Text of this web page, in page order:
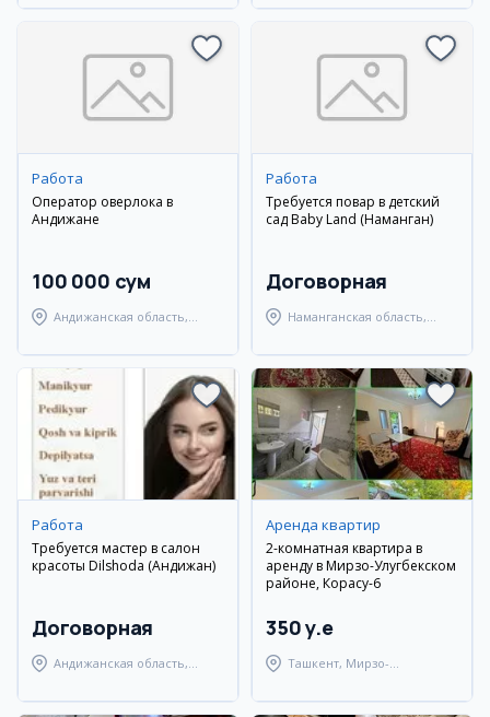
Работа
Оператор оверлока в
Андижане
100 000 сум
Андижанская область,
Работа
Требуется повар в детский
сад Baby Land (Наманган)
Договорная
Наманганская область,
Работа
Требуется мастер в салон
красоты Dilshoda (Андижан)
Договорная
Андижанская область,
Аренда квартир
2-комнатная квартира в
аренду в Мирзо-Улугбекском
районе, Корасу-6
350 y.e
Ташкент, Мирзо-